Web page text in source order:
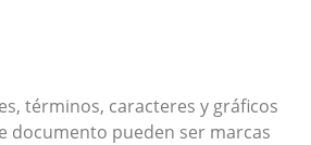
términos, caracteres y gráficos
documento pueden ser marcas